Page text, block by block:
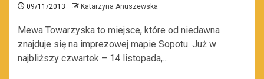
09/11/2013 Katarzyna Anuszewska
Mewa Towarzyska to miejsce, które od niedawna
znajduje się na imprezowej mapie Sopotu. Już w
najbliższy czwartek – 14 listopada,...